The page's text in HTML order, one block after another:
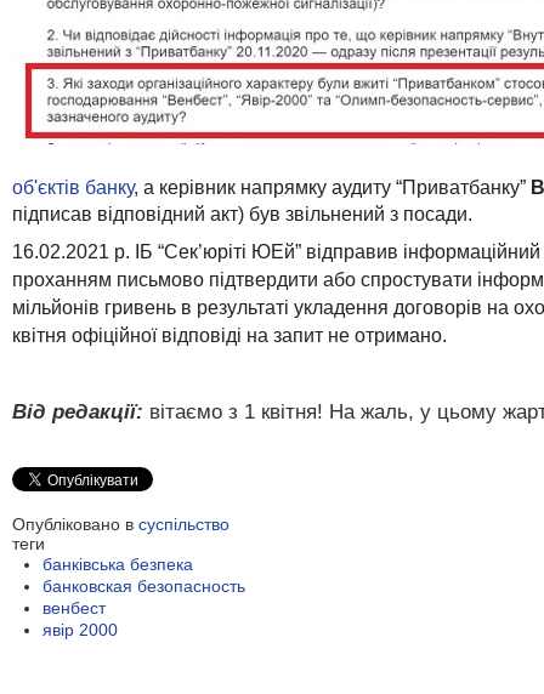
об'єктів банку, а керівник напрямку аудиту “Приватбанку”
підписав відповідний акт) був звільнений з посади.
16.02.2021 р.
ІБ “Сек’юріті ЮЕй” відправив
проханням письмово підтвердити або спростувати
мільйонів гривень в результаті укладення договорів на
квітня офіційної відповіді на запит не отримано.
Від редакції: вітаємо з 1 квітня! На жаль, у цьому
Опубліковано в суспільство
теги
банківська безпека
банковская безопасность
венбест
явір 2000